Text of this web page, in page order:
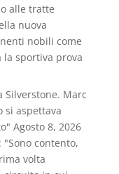
alle tratte
nuova
nobili come
la sportiva prova
Silverstone. Marc
si aspettava
Agosto 8, 2026
contento,
volta